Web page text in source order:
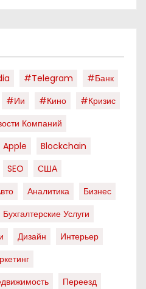
#telegram
#банк
#ии #кино
#кризис
Компаний
Apple
Blockchain
SEO
США
Аналитика
Бизнес
Бухгалтерские Услуги
Дизайн
Интерьер
Переезд